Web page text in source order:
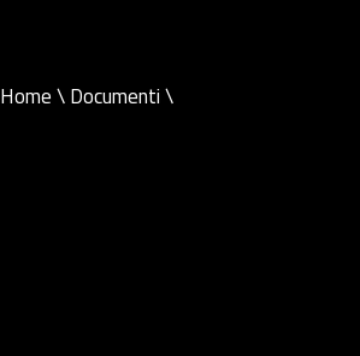
Home\Documenti\